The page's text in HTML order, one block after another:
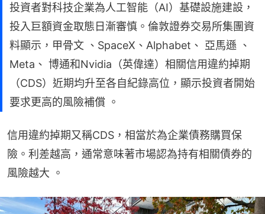
投資者對科技企業為人工智能（AI）基礎設施建設，
投入巨額資金取態日漸審慎。倫敦證券交易所集團資
料顯示，甲骨文 、SpaceX、Alphabet、 亞馬遜 、
Meta、 博通和Nvidia（英偉達）相關信用違約掉期
（CDS）近期均升至各自紀錄高位，顯示投資者開始
要求更高的風險補償 。
信用違約掉期又稱CDS，相當於為企業債務購買保
險。利差越高，通常意味著市場認為持有相關債券的
風險越大 。